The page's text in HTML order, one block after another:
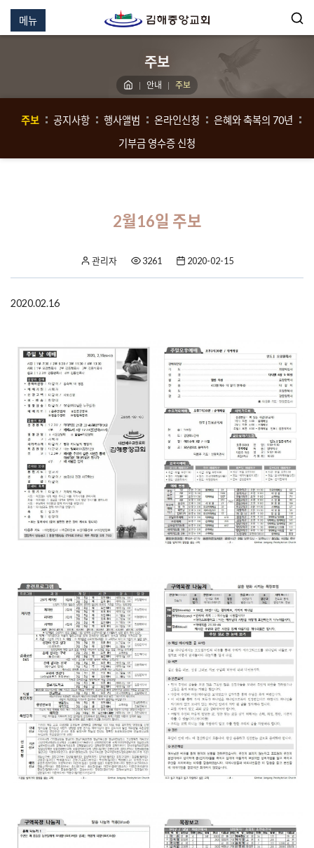
메뉴
주보
안내 주보
주보 공지사항 행사앨범 온라인신청
은혜와 축복의 70년
기부금 영수증 신청
2월16일 주보
관리자 3261 2020-02-15
2020.02.16